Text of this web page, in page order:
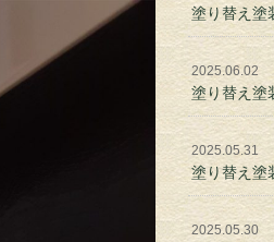
塗り替え塗
2025.06.02
塗り替え塗
2025.05.31
塗り替え塗
2025.05.30